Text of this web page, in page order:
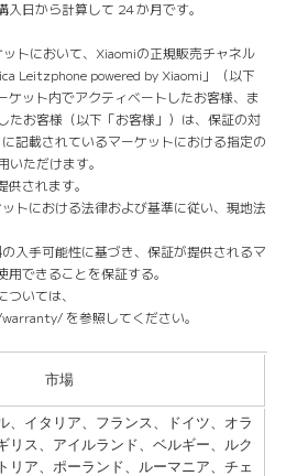
日から計算して 24 か月です。
ットにおいて、Xiaomiの正規販売チャネル
Leitzphone powered by Xiaomi」（以下
ケット内でアクティベートしたお客様、ま
たお客様（以下「お客様」）は、保証の対
記載されているマーケットにおける指定の
いただけます。
されます。
トにおける法律および基準に従い、現地法
入手可能性に基づき、保証が提供されるマ
できることを保証する。
ついては、
を参照してください。
市場
、イタリア、フランス、ドイツ、オラ
リス、アイルランド、ベルギー、ルク
リア、ポーランド、ルーマニア、チェ